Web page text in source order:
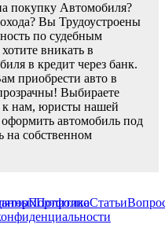
покупку Автомобиля?
Вы Трудоустроены
по судебным
вникать в
в кредит через банк.
приобрести авто в
Выбираете
к нам, юристы нашей
автомобиль под
на собственном
ПортфолиоСтатьи
Политика